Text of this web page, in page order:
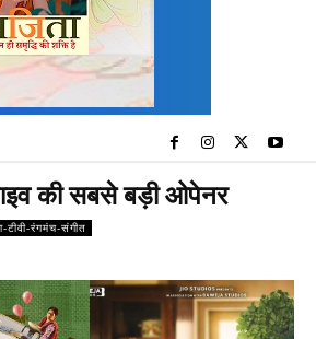
की सबसे बड़ी ओपेनर
टीवी-रंगमंच-संगीत